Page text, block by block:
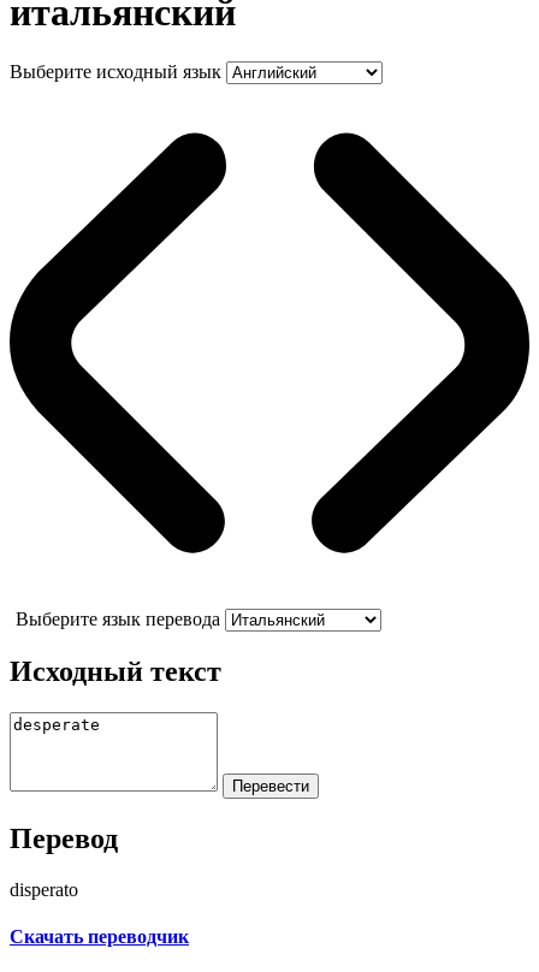
итальянский
Выберите исходный язык
Выберите язык перевода
Исходный текст
Перевод
disperato
Скачать переводчик